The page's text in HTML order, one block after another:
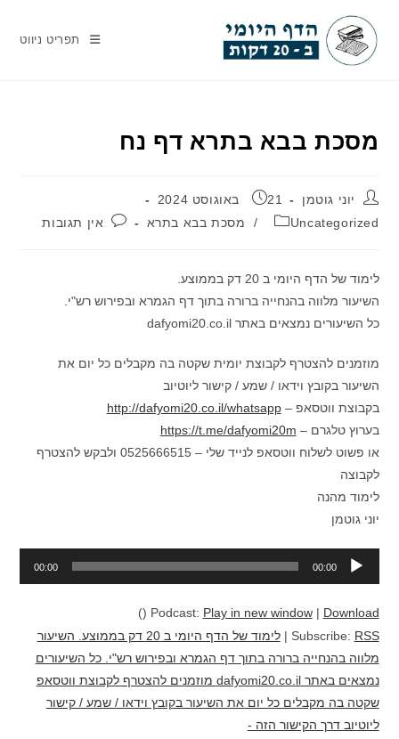
content
תפריט ניווט
מסכת בבא בתרא דף נח
מחבר:יוני גוטמן פורסם:
21 באוגוסט 2024
קטגוריה:
Uncategorized
/ מסכת בבא בתרא תגובות:אין תגובות
לימוד של הדף היומי ב 20 דק בממוצע.
השיעור מלווה בהנחייה ברורה בתוך דף הגמרא ובפירוש רש"י.
כל השיעורים נמצאים באתר dafyomi20.co.il
מוזמנים להצטרף לקבוצת יומית שקטה בה מקבלים כל יום את
השיעור בקובץ וידאו / שמע / קישור ליוטיוב
בקבוצת ווטסאפ –http://dafyomi20.co.il/whatsapp
בערוץ טלגרם – https://t.me/dafyomi20m
או פשוט לשלוח ווטסאפ לנייד שלי – 0525666515 ולבקש להצטרף
לקבוצה
לימוד מהנה
יוני גוטמן
00:00
00:00
Podcast: Play in new window| Download
()
Subscribe: RSS
|
לימוד של הדף היומי ב 20 דק בממוצע. השיעור
מלווה בהנחייה ברורה בתוך דף הגמרא ובפירוש רש"י. כל השיעורים
נמצאים באתר dafyomi20.co.il מוזמנים להצטרף לקבוצת ווטסאפ
שקטה בה מקבלים כל יום את השיעור בקובץ וידאו / שמע / קישור
ליוטיוב דרך הקישור הזה -